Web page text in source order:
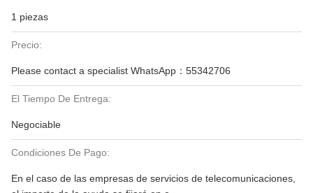
1 piezas
Precio:
Please contact a specialist WhatsApp：55342706
El Tiempo De Entrega:
Negociable
Condiciones De Pago:
En el caso de las empresas de servicios de telecomunicaciones,